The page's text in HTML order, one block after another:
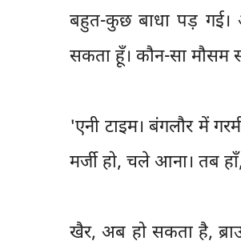
बहुत-कुछ बाधा पड़
सकता हूँ। कौन-सा मौसम
'एनी टाइम। बंगलौर में
मर्जी हो, चले आना। तब
खैर, अब हो सकता है,